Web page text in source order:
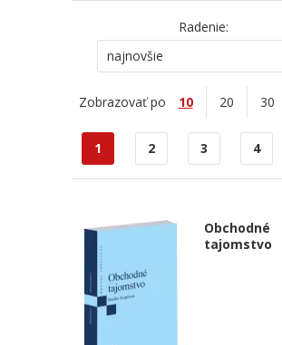
Radenie:
najnovšie
Zobrazovať po 10 20 30
1 2 3 4
Obchodné
tajomstvo